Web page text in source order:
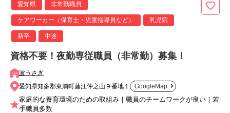
愛知県 非常勤職員
ケアワーカー（保育士・児童指導員など） 乳児院
新卒 中途
資格不要！夜勤専従職員（非常勤）募集！
波うさぎ
愛知県知多郡東浦町藤江仲之山９番地１
GoogleMap
家庭的な養育環境のための取組み｜職員のチームワークが良い｜若
手職員多数